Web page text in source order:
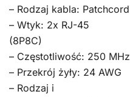
– Rodzaj kabla: Patchcord
– Wtyk: 2x RJ-45
(8P8C)
– Częstotliwość: 250 MHz
– Przekrój żyły: 24 AWG
– Rodzaj i